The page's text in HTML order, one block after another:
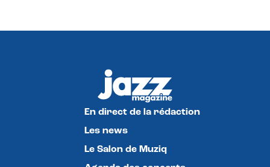
En direct de la rédaction
Les news
Le Salon de Muziq